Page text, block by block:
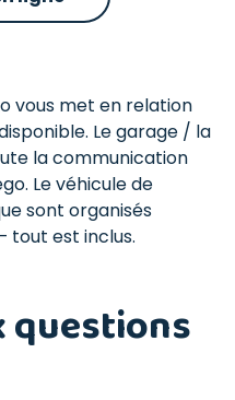
vous met en relation
Le garage / la
la communication
Le véhicule de
sont organisés
tout est inclus.
questions